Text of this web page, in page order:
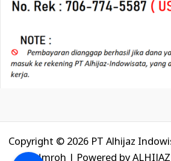
Copyright © 2026 PT Alhijaz
Umroh | Powered by